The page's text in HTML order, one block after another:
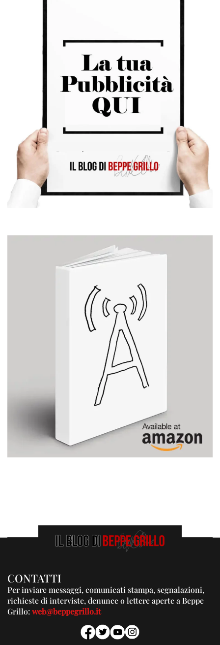
CONTATTI
Per inviare messaggi, comunicati stampa, segnalazioni,
richieste di interviste, denunce o lettere aperte a Beppe
Grillo:web@beppegrillo.it